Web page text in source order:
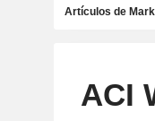
Artículos de
ACI